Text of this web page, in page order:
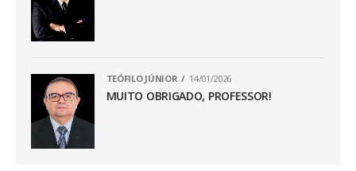
TEÓFILO JÚNIOR 14/01/2026
MUITO OBRIGADO, PROFESSOR!